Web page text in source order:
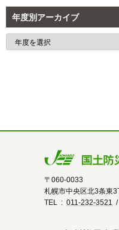
年度別アーカイブ
〒060-0033
札幌市中央区北3条東
TEL : 011-232-3521